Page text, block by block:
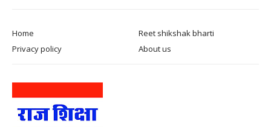
Home
Reet shikshak bharti
Privacy policy
About us